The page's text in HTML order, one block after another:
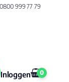
0800 999 77 79
Inloggen 0